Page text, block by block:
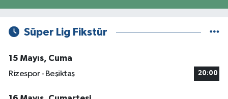
Süper Lig Fikstür
15 Mayıs, Cuma
Rizespor - Beşiktaş
20:00